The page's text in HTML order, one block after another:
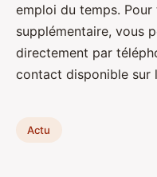
emploi du temps.
supplémentaire, vous
directement par
contact disponible sur
Actu